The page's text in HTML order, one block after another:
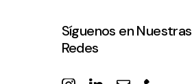
Síguenos en Nuestras
Redes